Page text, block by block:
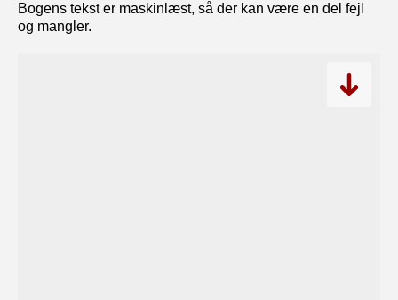
Bogens tekst er maskinlæst, så der kan være en del fejl
og mangler.